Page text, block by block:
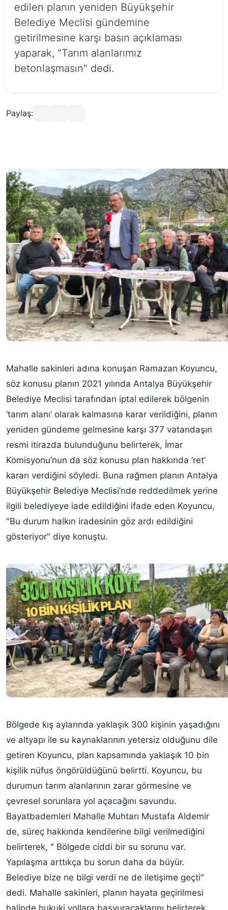
edilen planın yeniden Büyükşehir
Belediye Meclisi gündemine
getirilmesine karşı basın açıklaması
yaparak, "Tarım alanlarımız
betonlaşmasın" dedi.
Paylaş:
Mahalle sakinleri adına konuşan Ramazan Koyuncu,
söz konusu planın 2021 yılında Antalya Büyükşehir
Belediye Meclisi tarafından iptal edilerek bölgenin
‘tarım alanı’ olarak kalmasına karar verildiğini, planın
yeniden gündeme gelmesine karşı 377 vatandaşın
resmi itirazda bulunduğunu belirterek, İmar
Komisyonu’nun da söz konusu plan hakkında ‘ret’
kararı verdiğini söyledi. Buna rağmen planın Antalya
Büyükşehir Belediye Meclisi’nde reddedilmek yerine
ilgili belediyeye iade edildiğini ifade eden Koyuncu,
"Bu durum halkın iradesinin göz ardı edildiğini
gösteriyor" diye konuştu.
Bölgede kış aylarında yaklaşık 300 kişinin yaşadığını
ve altyapı ile su kaynaklarının yetersiz olduğunu dile
getiren Koyuncu, plan kapsamında yaklaşık 10 bin
kişilik nüfus öngörüldüğünü belirtti. Koyuncu, bu
durumun tarım alanlarının zarar görmesine ve
çevresel sorunlara yol açacağını savundu.
Bayatbademleri Mahalle Muhtarı Mustafa Aldemir
de, süreç hakkında kendilerine bilgi verilmediğini
belirterek, " Bölgede ciddi bir su sorunu var.
Yapılaşma arttıkça bu sorun daha da büyür.
Belediye bize ne bilgi verdi ne de iletişime geçti"
dedi. Mahalle sakinleri, planın hayata geçirilmesi
halinde hukuki yollara başvuracaklarını belirterek,